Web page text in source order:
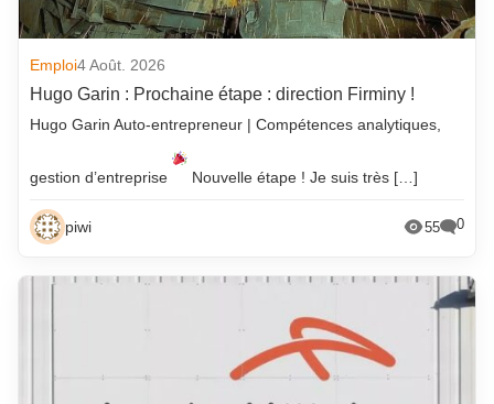
Emploi4 Août. 2026
Hugo Garin : Prochaine étape : direction Firminy !
Hugo Garin Auto-entrepreneur | Compétences analytiques,
gestion d’entreprise Nouvelle étape ! Je suis très […]
piwi 55 0